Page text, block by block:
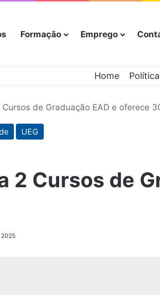
Formação Emprego
Home
de Graduação EAD e oferece
UEG
2 Cursos de
2025